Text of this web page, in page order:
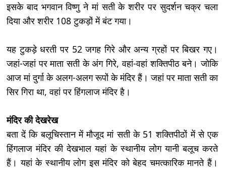
इसके बाद भगवान विष्णु ने मां सती के शरीर पर सुदर्शन चक्र चला
दिया और शरीर 108 टुकड़ों में बंट गया।
यह टुकड़े धरती पर 52 जगह गिरे और अन्य ग्रहों पर बिखर गए।
जहां-जहां पर माता सती के अंग गिरे, वहां-वहां शक्तिपीठ बने। जोकि
आज मां दुर्गा के अलग-अलग रूपों के मंदिर हैं। जहां पर माता सती का
सिर गिरा था, वहां पर हिंगलाज मंदिर है।
मंदिर की देखरेख
बता दें कि बलूचिस्तान में मौजूद मां सती के 51 शक्तिपीठों में से एक
हिंगलाज मंदिर की देखभाल यहां के स्थानीय लोग यानी बलूच करते
हैं। यहां के स्थानीय लोग इस मंदिर को बेहद चमत्कारिक मानते हैं।